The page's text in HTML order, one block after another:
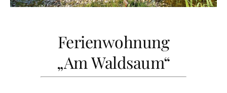
Ferienwohnung
„Am Waldsaum“